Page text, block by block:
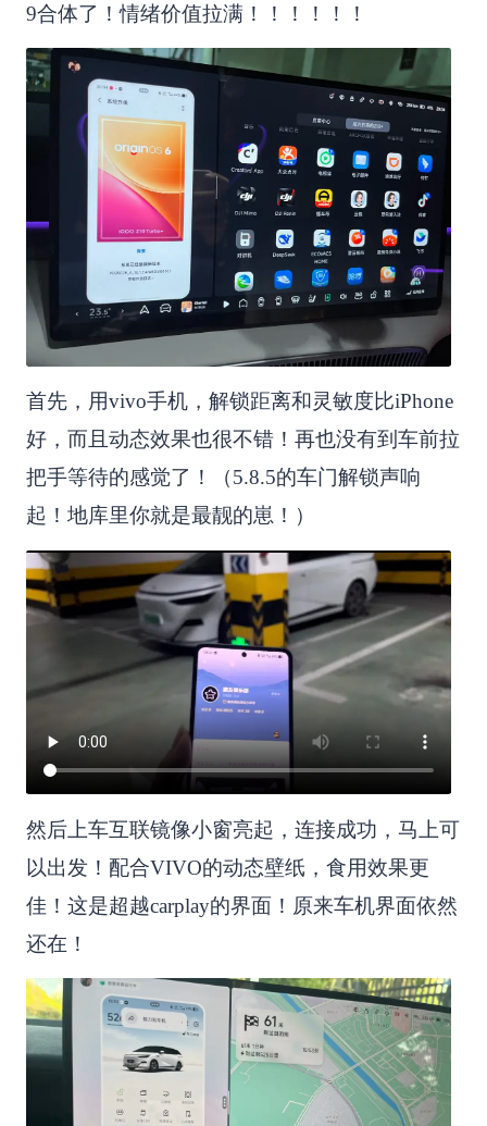
9合体了！情绪价值拉满！！！！！！
首先，用vivo手机，解锁距离和灵敏度比iPhone
好，而且动态效果也很不错！再也没有到车前拉
把手等待的感觉了！（5.8.5的车门解锁声响
起！地库里你就是最靓的崽！）
然后上车互联镜像小窗亮起，连接成功，马上可
以出发！配合VIVO的动态壁纸，食用效果更
佳！这是超越carplay的界面！原来车机界面依然
还在！